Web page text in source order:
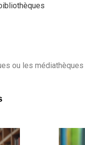
ou les médiathèques